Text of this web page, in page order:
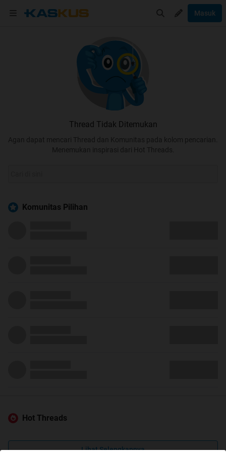
Masuk
Thread Tidak Ditemukan
Agan dapat mencari Thread dan Komunitas pada kolom pencarian.
Menemukan inspirasi dari Hot Threads.
Komunitas Pilihan
Hot Threads
Lihat Selengkapnya